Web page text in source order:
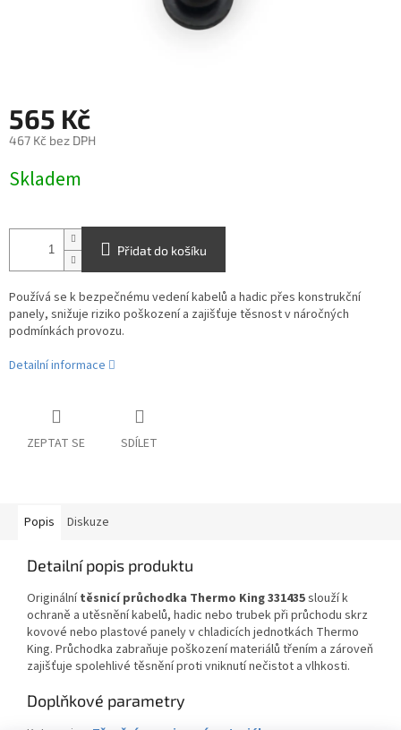
565 Kč
467 Kč bez DPH
cena:
Skladem
Přidat do košíku
Používá se k bezpečnému vedení kabelů a hadic přes konstrukční
panely, snižuje riziko poškození a zajišťuje těsnost v náročných
podmínkách provozu.
Detailní informace
ZEPTAT SE SDÍLET
Popis Diskuze
Detailní popis produktu
Originálnítěsnicí průchodka Thermo King 331435slouží k
ochraně a utěsnění kabelů, hadic nebo trubek při průchodu skrz
kovové nebo plastové panely v chladicích jednotkách Thermo
King. Průchodka zabraňuje poškození materiálů třením a zároveň
zajišťuje spolehlivé těsnění proti vniknutí nečistot a vlhkosti.
Doplňkové parametry